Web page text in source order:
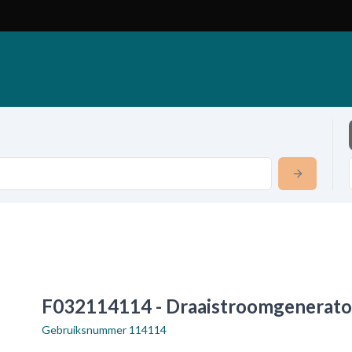
F032114114 -
Gebruiksnummer 114114